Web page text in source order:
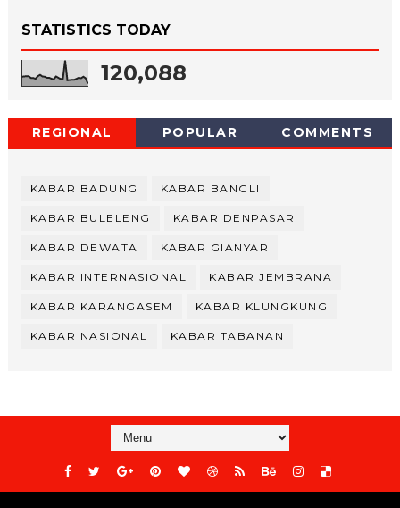
STATISTICS TODAY
120,088
REGIONAL POPULAR COMMENTS
KABAR BADUNG KABAR BANGLI
KABAR BULELENG KABAR DENPASAR
KABAR DEWATA KABAR GIANYAR
KABAR INTERNASIONAL KABAR JEMBRANA
KABAR KARANGASEM KABAR KLUNGKUNG
KABAR NASIONAL KABAR TABANAN